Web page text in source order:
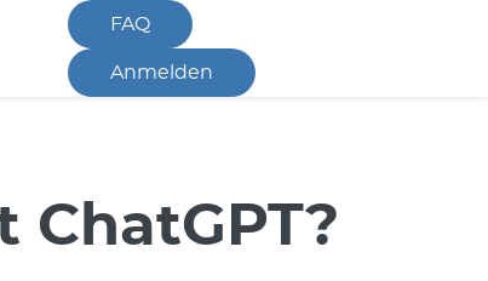
FAQ
Anmelden